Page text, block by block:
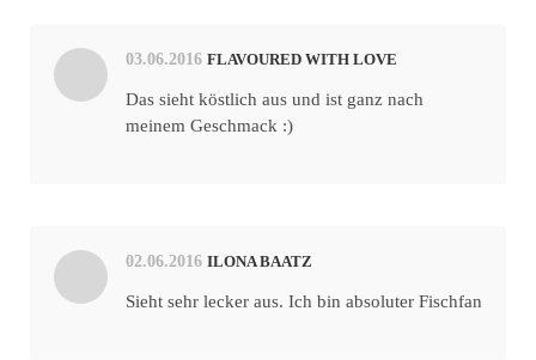
03.06.2016 FLAVOURED WITH LOVE
Das sieht köstlich aus und ist ganz nach
meinem Geschmack :)
02.06.2016 ILONA BAATZ
Sieht sehr lecker aus. Ich bin absoluter Fischfan